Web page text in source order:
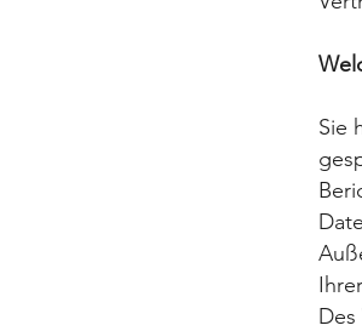
Sie